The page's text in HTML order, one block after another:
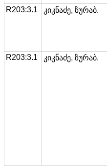
R203:3.1 კიკნაძე, ზურაბ.
R203:3.1 კიკნაძე, ზურაბ.